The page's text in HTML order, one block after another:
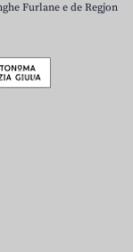
Furlane e de Regjon